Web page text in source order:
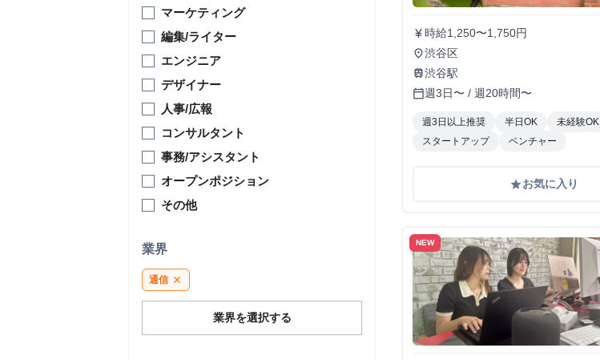
マーケティング
編集/ライター
エンジニア
デザイナー
人事/広報
コンサルタント
事務/アシスタント
オープンポジション
その他
業界
通信 close
業界を選択する
currency_yen時給1,250〜1,750円
place渋谷区
train渋谷駅
calendar_today週3日〜 / 週20時間〜
週3日以上推奨 半日OK 未経験OK
スタートアップ
ベンチャー
gradeお気に入り
NEW